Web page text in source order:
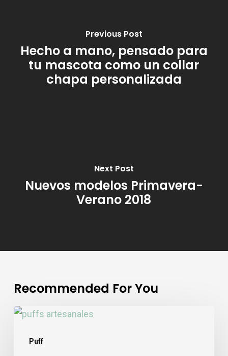
Previous Post
Hecho a mano, pensado para
tu mascota como un collar
chapa personalizada
Next Post
Nuevos modelos Primavera-
Verano 2018
Recommended For You
Puff
PuffArt: